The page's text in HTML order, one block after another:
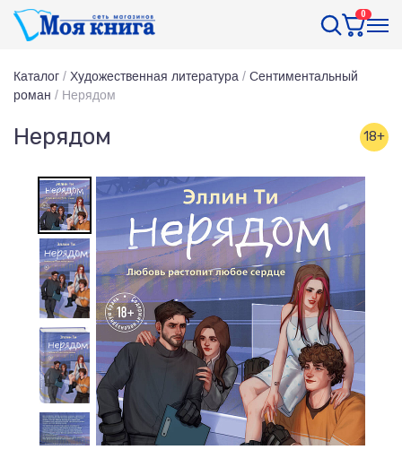
0
Каталог / Художественная литература / Сентиментальный
роман / Нерядом
Нерядом 18+